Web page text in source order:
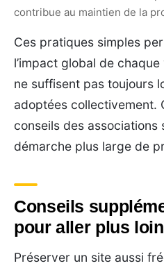
contribue au maintien de la
Ces pratiques simples
l’impact global de
ne suffisent pas toujours
adoptées collectivement.
conseils des associations
démarche plus large de
Conseils
pour aller plus loin
Préserver un site aussi